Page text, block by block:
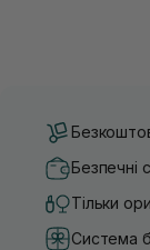
Безпечні
Тільки
Система